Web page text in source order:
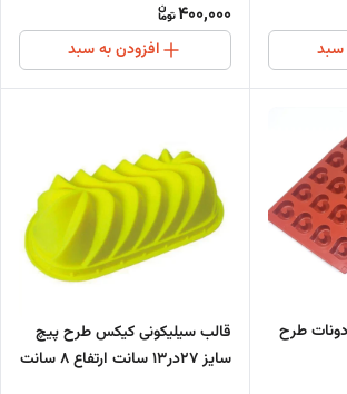
سبد
400,000
افزودن به سبد
طرح
قالب سیلیکونی کیکس طرح پیچ
سایز 27در13 سانت ارتفاع 8 سانت